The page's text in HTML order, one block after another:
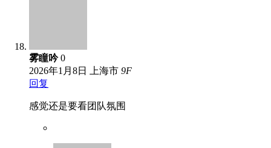
雾瞳吟 0
2026年1月8日
上海市 9F
回复
感觉还是要看团队氛围